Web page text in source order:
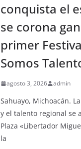
conquista el
se corona
primer
Somos
agosto 3, 2026 admin
Sahuayo, Michoacán.
y el talento regional se
Plaza «Libertador
la